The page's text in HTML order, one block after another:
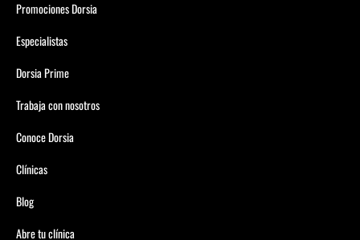
Promociones Dorsia
Especialistas
Dorsia Prime
Trabaja con nosotros
Conoce Dorsia
Clínicas
Blog
Abre tu clínica